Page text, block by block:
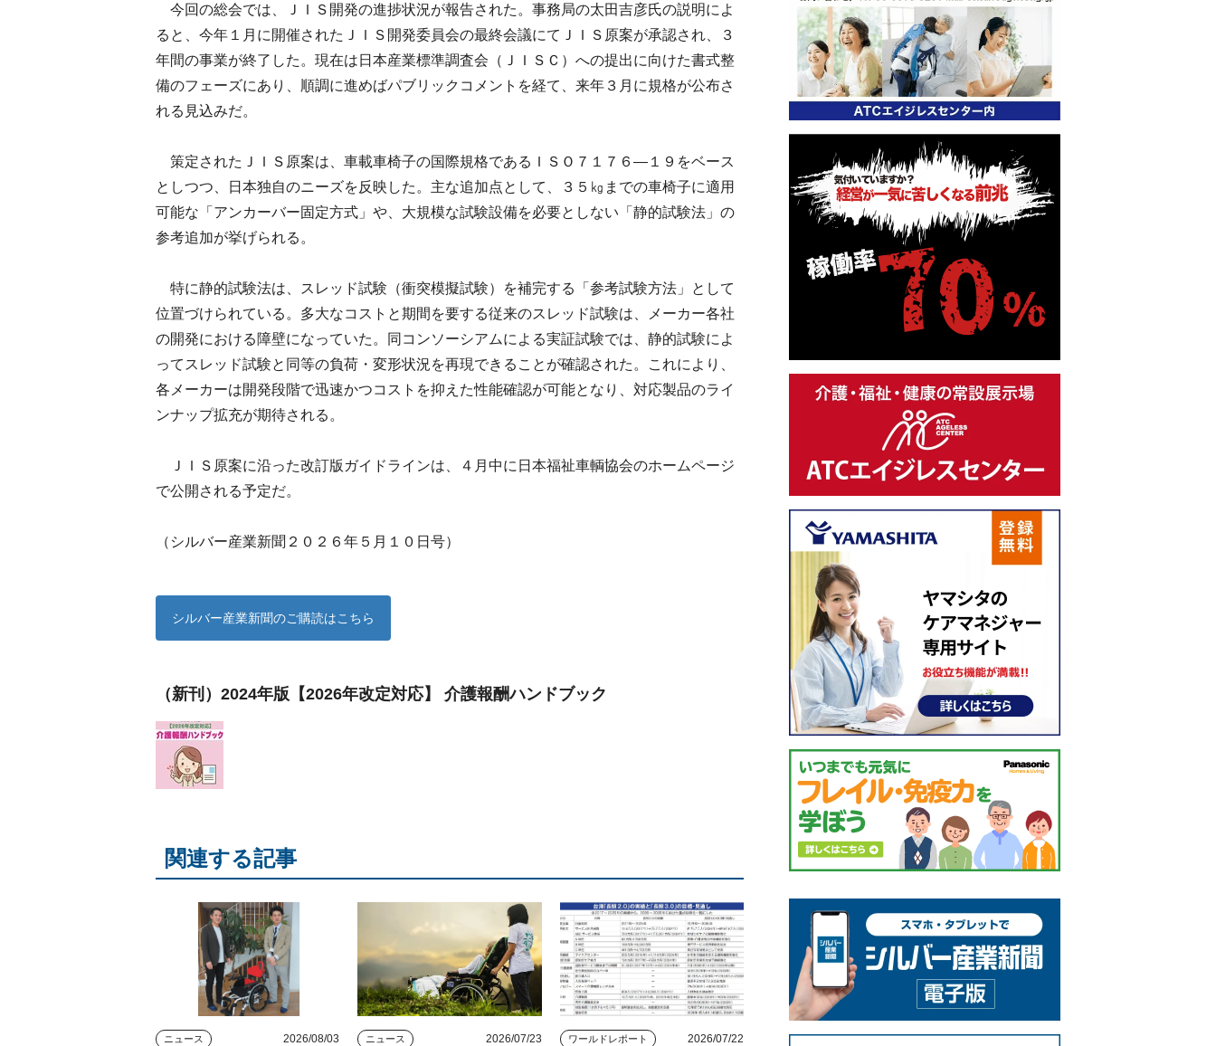
今回の総会では、ＪＩＳ開発の進捗状況が報告された。事務局の太田吉彦氏の説明によ
ると、今年１月に開催されたＪＩＳ開発委員会の最終会議にてＪＩＳ原案が承認され、３
年間の事業が終了した。現在は日本産業標準調査会（ＪＩＳＣ）への提出に向けた書式整
備のフェーズにあり、順調に進めばパブリックコメントを経て、来年３月に規格が公布さ
れる見込みだ。
策定されたＪＩＳ原案は、車載車椅子の国際規格であるＩＳＯ７１７６―１９をベース
としつつ、日本独自のニーズを反映した。主な追加点として、３５㎏までの車椅子に適用
可能な「アンカーバー固定方式」や、大規模な試験設備を必要としない「静的試験法」の
参考追加が挙げられる。
特に静的試験法は、スレッド試験（衝突模擬試験）を補完する「参考試験方法」として
位置づけられている。多大なコストと期間を要する従来のスレッド試験は、メーカー各社
の開発における障壁になっていた。同コンソーシアムによる実証試験では、静的試験によ
ってスレッド試験と同等の負荷・変形状況を再現できることが確認された。これにより、
各メーカーは開発段階で迅速かつコストを抑えた性能確認が可能となり、対応製品のライ
ンナップ拡充が期待される。
ＪＩＳ原案に沿った改訂版ガイドラインは、４月中に日本福祉車輌協会のホームページ
で公開される予定だ。
（シルバー産業新聞２０２６年５月１０日号）
シルバー産業新聞のご購読はこちら
（新刊）2024年版【2026年改定対応】 介護報酬ハンドブック
関連する記事
ニュース 2026/08/03 ニュース 2026/07/23 ワールドレポート 2026/07/22